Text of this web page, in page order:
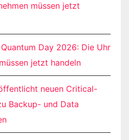
müssen jetzt
Day 2026: Die Uhr
jetzt handeln
neuen Critical-
Backup- und Data